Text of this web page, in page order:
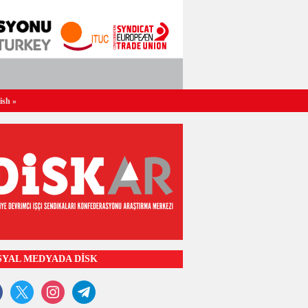
»
MEDYADA DİSK
x instagramtelegram